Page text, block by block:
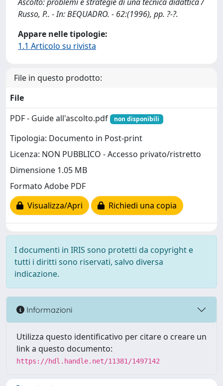
Russo, P.. - In: BEQUADRO. - 62:(1996), pp. ?-?.
Appare nelle tipologie:
1.1 Articolo su rivista
File in questo prodotto:
File
PDF - Guide all'ascolto.pdf
non disponibili
Tipologia: Documento in Post-print
Licenza: NON PUBBLICO - Accesso privato/ristretto
Dimensione 1.05 MB
Formato Adobe PDF
Visualizza/Apri
Richiedi una copia
I documenti in IRIS sono protetti da copyright e
tutti i diritti sono riservati, salvo diversa
indicazione.
Informazioni
Utilizza questo identificativo per citare o creare un
link a questo documento:
https://hdl.handle.net/11381/1497142